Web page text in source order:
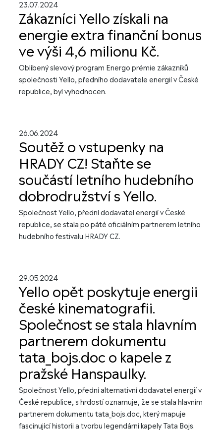
23.07.2024
Zákazníci Yello získali na
energie extra finanční bonus
ve výši 4,6 milionu Kč.
Oblíbený slevový program Energo prémie zákazníků
společnosti Yello, předního dodavatele energií v České
republice, byl vyhodnocen.
26.06.2024
Soutěž o vstupenky na
HRADY CZ! Staňte se
součástí letního hudebního
dobrodružství s Yello.
Společnost Yello, přední dodavatel energií v České
republice, se stala po páté oficiálním partnerem letního
hudebního festivalu HRADY CZ.
29.05.2024
Yello opět poskytuje energii
české kinematografii.
Společnost se stala hlavním
partnerem dokumentu
tata_bojs.doc o kapele z
pražské Hanspaulky.
Společnost Yello, přední alternativní dodavatel energií v
České republice, s hrdostí oznamuje, že se stala hlavním
partnerem dokumentu tata_bojs.doc, který mapuje
fascinující historii a tvorbu legendární kapely Tata Bojs.